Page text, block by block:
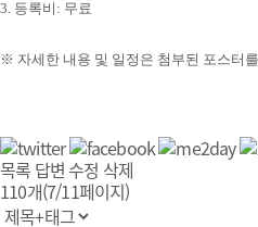
3. 등록비: 무료
※ 자세한 내용 및 일정은 첨부된 포스터
목록 답변 수정 삭제
110개(7/11페이지)